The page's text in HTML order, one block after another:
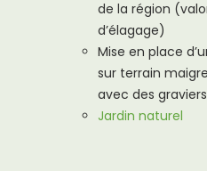
de la région
d’élagage)
Mise en place
sur terrain
avec des
Jardin naturel